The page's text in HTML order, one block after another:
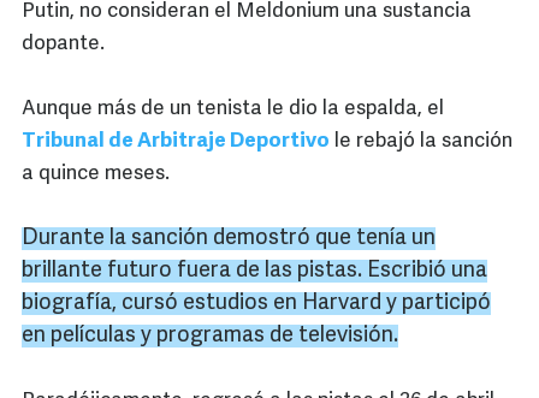
Putin, no consideran el Meldonium una sustancia
dopante.
Aunque más de un tenista le dio la espalda, el
Tribunal de Arbitraje Deportivo le rebajó la sanción
a quince meses.
Durante la sanción demostró que tenía un
brillante futuro fuera de las pistas. Escribió una
biografía, cursó estudios en Harvard y participó
en películas y programas de televisión.